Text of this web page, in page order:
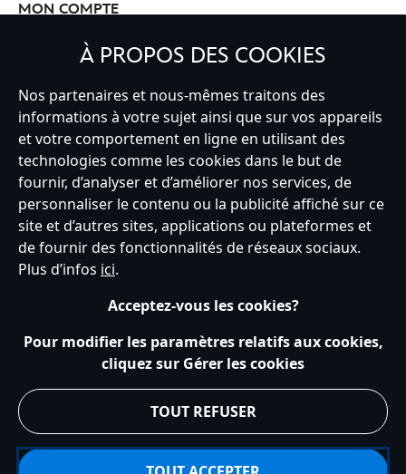
MON COMPTE
France
Service clients Conditions d’utilisation
Politique de cookies
Notice relative à la confidentialité
s172 Statements
Accessibility
À PROPOS DES COOKIES
Nos partenaires et nous-mêmes traitons des
informations à votre sujet ainsi que sur vos appareils
et votre comportement en ligne en utilisant des
technologies comme les cookies dans le but de
fournir, d’analyser et d’améliorer nos services, de
personnaliser le contenu ou la publicité affiché sur ce
site et d’autres sites, applications ou plateformes et
de fournir des fonctionnalités de réseaux sociaux.
Plus d’infos ici.
Acceptez-vous les cookies?
Pour modifier les paramètres relatifs aux cookies,
cliquez sur Gérer les cookies
TOUT REFUSER